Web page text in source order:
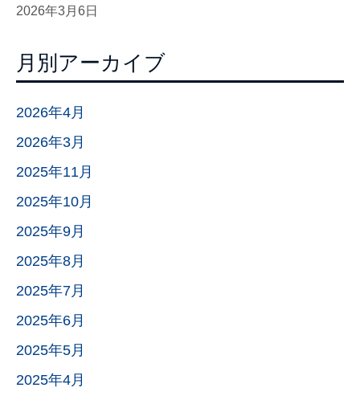
2026年3月6日
月別アーカイブ
2026年4月
2026年3月
2025年11月
2025年10月
2025年9月
2025年8月
2025年7月
2025年6月
2025年5月
2025年4月